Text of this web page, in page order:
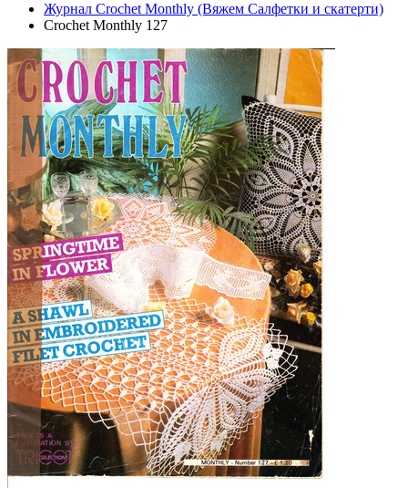
Журнал Crochet Monthly (Вяжем Салфетки и скатерти)
Crochet Monthly 127